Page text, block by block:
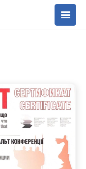
+420 606 843 150
En